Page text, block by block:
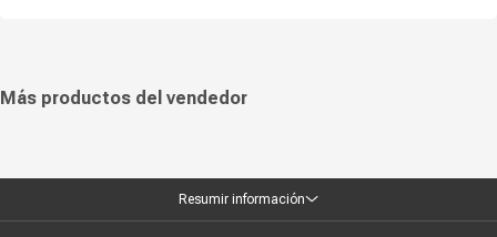
Más productos del vendedor
Resumir información